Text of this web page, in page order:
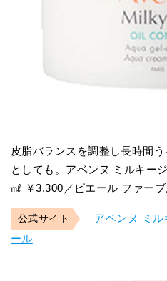
皮脂バランスを調整し長時間
としても。アベンヌ ミルキー
㎖ ￥3,300／ピエール ファー
公式サイト
アベンヌ ミル
ール